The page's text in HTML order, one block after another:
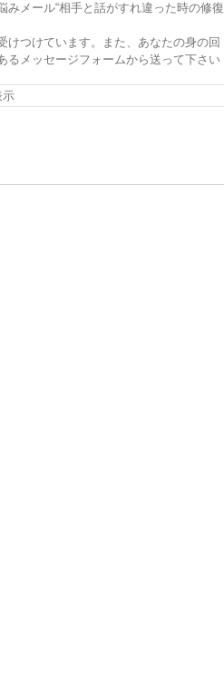
メール“相手と話がすれ違った時の修復
けつけています。また、あなたの身の回
るメッセージフォームから送って下さい
示